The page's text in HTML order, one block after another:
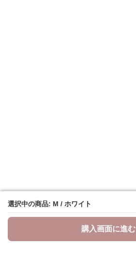
選択中の商品: M / ホワイト
購入画面に進む
選択中の商品: M / ホワイト
購入画面に進む